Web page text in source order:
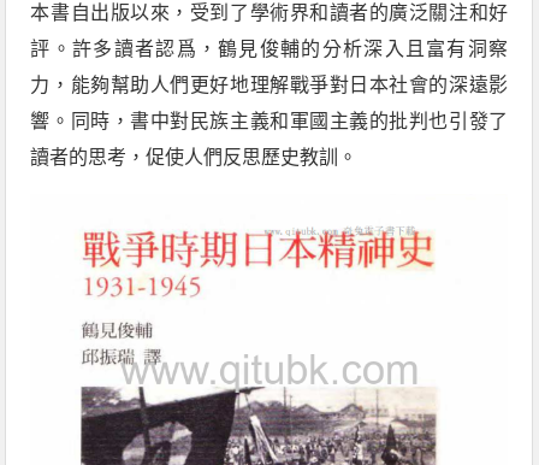
本書自出版以來，受到了學術界和讀者的廣泛關注和好
評。許多讀者認爲，鶴見俊輔的分析深入且富有洞察
力，能夠幫助人們更好地理解戰爭對日本社會的深遠影
響。同時，書中對民族主義和軍國主義的批判也引發了
讀者的思考，促使人們反思歷史教訓。